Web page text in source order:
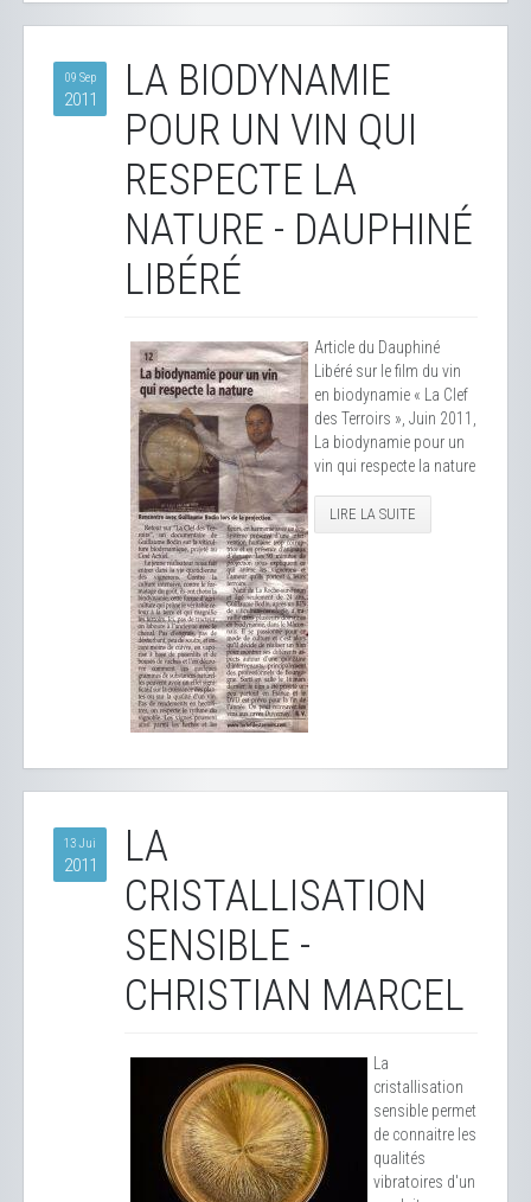
09 Sep
2011
LA BIODYNAMIE
POUR UN VIN QUI
RESPECTE LA
NATURE - DAUPHINÉ
LIBÉRÉ
Article du Dauphiné
Libéré sur le film du vin
en biodynamie « La Clef
des Terroirs », Juin 2011,
La biodynamie pour un
vin qui respecte la nature
LIRE LA SUITE
13 Jui
2011
LA
CRISTALLISATION
SENSIBLE -
CHRISTIAN MARCEL
La
cristallisation
sensible permet
de connaitre les
qualités
vibratoires d'un